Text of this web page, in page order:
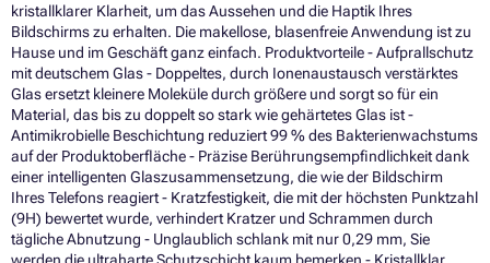
kristallklarer Klarheit, um das Aussehen und die Haptik Ihres
Bildschirms zu erhalten. Die makellose, blasenfreie Anwendung ist zu
Hause und im Geschäft ganz einfach. Produktvorteile - Aufprallschutz
mit deutschem Glas - Doppeltes, durch Ionenaustausch verstärktes
Glas ersetzt kleinere Moleküle durch größere und sorgt so für ein
Material, das bis zu doppelt so stark wie gehärtetes Glas ist -
Antimikrobielle Beschichtung reduziert 99 % des Bakterienwachstums
auf der Produktoberfläche - Präzise Berührungsempfindlichkeit dank
einer intelligenten Glaszusammensetzung, die wie der Bildschirm
Ihres Telefons reagiert - Kratzfestigkeit, die mit der höchsten Punktzahl
(9H) bewertet wurde, verhindert Kratzer und Schrammen durch
tägliche Abnutzung - Unglaublich schlank mit nur 0,29 mm, Sie
werden die ultraharte Schutzschicht kaum bemerken - Kristallklar,